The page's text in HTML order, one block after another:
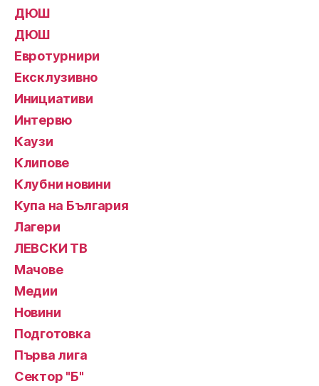
ДЮШ
ДЮШ
Евротурнири
Ексклузивно
Инициативи
Интервю
Каузи
Клипове
Клубни новини
Купа на България
Лагери
ЛЕВСКИ ТВ
Мачове
Медии
Новини
Подготовка
Първа лига
Сектор "Б"